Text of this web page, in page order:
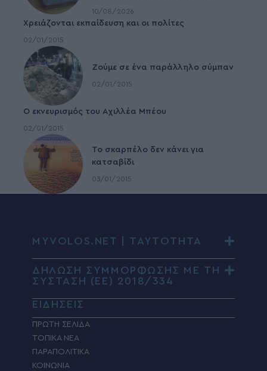
10/08/2026
Χρειάζονται εκπαίδευση και οι πολίτες
02/01/2015
Ζούμε σε ένα παράλληλο σύμπαν
02/01/2015
Ο εκνευρισμός του Αχιλλέα Μπέου
02/01/2015
To σκαρπέλο δεν κάνει για
κατσαβίδι
03/01/2015
MYVOLOS.NET | ΤΑΥΤΟΤΗΤΑ
ΔΗΛΩΣΗ ΣΥΜΜΟΡΦΩΣΗΣ ΜΕ ΤΗ
ΣΥΣΤΑΣΗ (ΕΕ) 2018/334
ΕΙΔΗΣΕΙΣ
ΠΡΩΤΗ ΣΕΛΙΔΑ
ΤΟΠΙΚΑ ΝΕΑ
ΠΑΡΑΠΟΛΙΤΙΚΑ
ΚΟΙΝΩΝΙΑ